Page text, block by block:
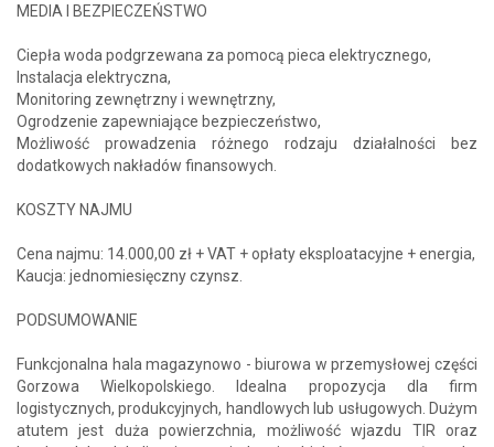
MEDIA I BEZPIECZEŃSTWO
Ciepła woda podgrzewana za pomocą pieca elektrycznego,
Instalacja elektryczna,
Monitoring zewnętrzny i wewnętrzny,
Ogrodzenie zapewniające bezpieczeństwo,
Możliwość prowadzenia różnego rodzaju działalności bez
dodatkowych nakładów finansowych.
KOSZTY NAJMU
Cena najmu: 14.000,00 zł + VAT + opłaty eksploatacyjne + energia,
Kaucja: jednomiesięczny czynsz.
PODSUMOWANIE
Funkcjonalna hala magazynowo - biurowa w przemysłowej części
Gorzowa Wielkopolskiego. Idealna propozycja dla firm
logistycznych, produkcyjnych, handlowych lub usługowych. Dużym
atutem jest duża powierzchnia, możliwość wjazdu TIR oraz